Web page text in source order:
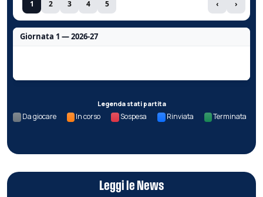
1 2 3 4 5 ‹ ›
Giornata 1 — 2026-27
Legenda stati partita
Da giocare In corso Sospesa Rinviata Terminata
Leggi le News